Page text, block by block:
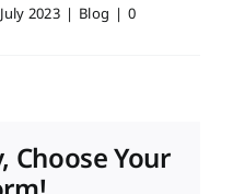
2023 | Blog | 0
Choose Your